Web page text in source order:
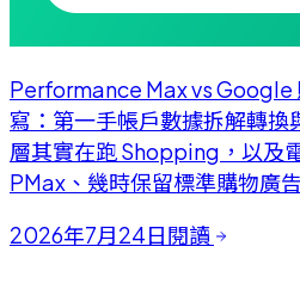
Performance Max vs Google
寫：第一手帳戶數據拆解轉換
層其實在跑 Shopping，以及
PMax、幾時保留標準購物廣
2026年7月24日閱讀